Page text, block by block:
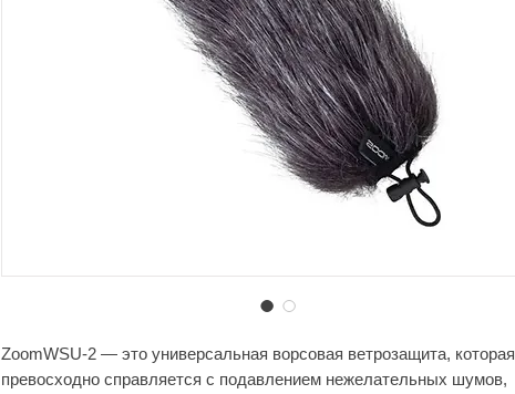
ZoomWSU-2 — это универсальная ворсовая ветрозащита, которая
превосходно справляется с подавлением нежелательных шумов,